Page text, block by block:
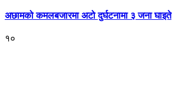
अछामको कमलबजारमा अटो दुर्घटनामा ३ जना घाइते
१०